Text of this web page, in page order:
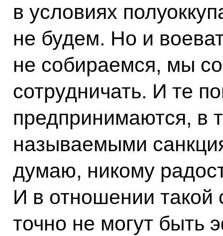
в условиях
не будем. Но и
не собираемся, мы
сотрудничать. И те
предпринимаются, в
называемыми
думаю, никому
И в отношении такой
точно не могут быть